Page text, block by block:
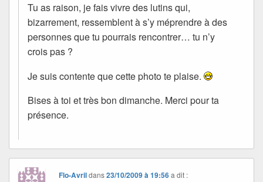
Tu as raison, je fais vivre des lutins qui,
bizarrement, ressemblent à s’y méprendre à des
personnes que tu pourrais rencontrer… tu n’y
crois pas ?
Je suis contente que cette photo te plaise.
Bises à toi et très bon dimanche. Merci pour ta
présence.
Flo-Avrildans23/10/2009 à 19:56 a dit :